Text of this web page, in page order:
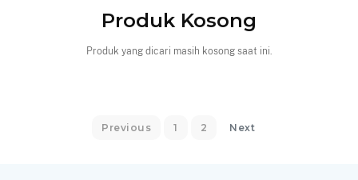
Produk Kosong
Produk yang dicari masih kosong saat ini.
Previous 1 2 Next